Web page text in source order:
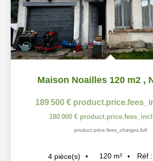
Maison Noailles 120 m2 ,
189 500 €
180 000 €
product.price.fees_charges.full
4 pièce(s) 120 m² Réf :